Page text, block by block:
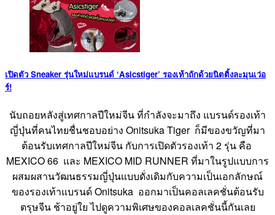
เปิดตัว Sneaker รุ่นใหม่แบรนด์ ‘Asicstiger’ รองเท้าถักด้วยนิตติ้งละมุนเว่อ
ร์!
นับถอยหลังสู่เทศกาลปีใหม่จีน ที่กำลังจะมาถึง แบรนด์รองเท้า
ญี่ปุ่นที่คนไทยชื่นชอบอย่าง Onitsuka Tiger ก็มีของขวัญที่มา
ต้อนรับเทศกาลปีใหม่จีน กับการเปิดตัวรองเท้า 2 รุ่น คือ
MEXICO 66 และ MEXICO MID RUNNER ที่มาในรูปแบบการ
ผสมผสานวัฒนธรรมญี่ปุ่นแบบดั่งเดิมกับความเป็นเอกลักษณ์
ของรองเท้าแบรนด์ Onitsuka ออกมาเป็นคอลเลคชั่นต้อนรับ
ตรุษจีน ช้าอยู่ใย ไปดูความพิเศษของคอลเลคชั่นนี้กันเลย